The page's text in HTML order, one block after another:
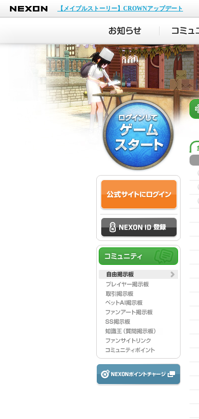
NEXON
【メイプルストーリー】CROWNアップデート